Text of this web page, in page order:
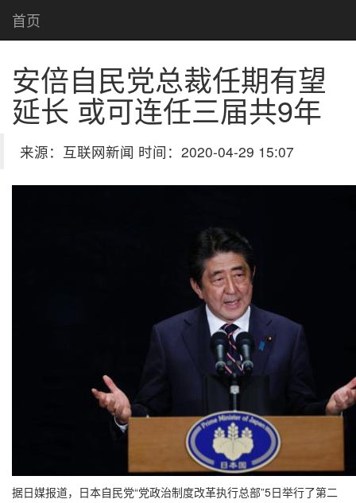
首页
安倍自民党总裁任期有望
延长 或可连任三届共9年
来源：互联网新闻 时间：2020-04-29 15:07
据日媒报道，日本自民党“党政治制度改革执行总部”5日举行了第二